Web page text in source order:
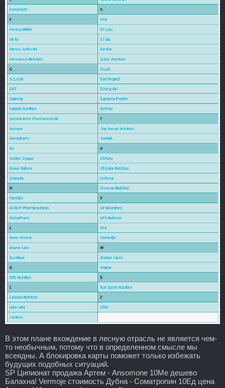
В этом плане вхождение в лесную отрасль не является чем-
то необычным, потому что в определенном смысле мы
всеядны. А блокировка карты поможет только избежать
будущих подобных ситуаций.
SP Ципионат продажа Артем - Ansomone 10Me дешево
Балахна! Vermoje стоимость Дубна - Cоматропин 10Ед цена